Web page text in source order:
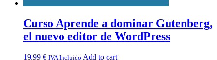
Curso Aprende a dominar Gutenberg,
el nuevo editor de WordPress
19,99 € IVA Incluido Add to cart